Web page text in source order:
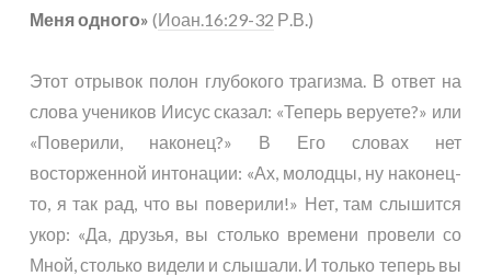
Меня одного» (Иоан.16:29-32 Р.В.)
Этот отрывок полон глубокого трагизма. В ответ на
слова учеников Иисус сказал: «Теперь веруете?» или
«Поверили, наконец?» В Его словах нет
восторженной интонации: «Ах, молодцы, ну наконец-
то, я так рад, что вы поверили!» Нет, там слышится
укор: «Да, друзья, вы столько времени провели со
Мной, столько видели и слышали. И только теперь вы